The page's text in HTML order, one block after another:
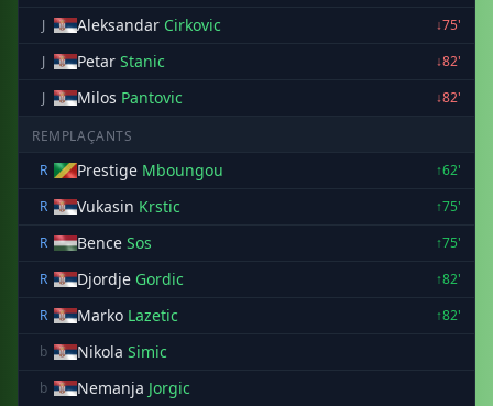
J
Aleksandar Cirkovic
↓75'
J
Petar Stanic
↓82'
J
Milos Pantovic ↓82'
REMPLAÇANTS
R
Prestige Mboungou
↑62'
R
Vukasin Krstic
↑75'
R
Bence Sos
↑75'
R
Djordje Gordic
↑82'
R
Marko Lazetic
↑82'
b
Nikola Simic
b Nemanja Jorgic